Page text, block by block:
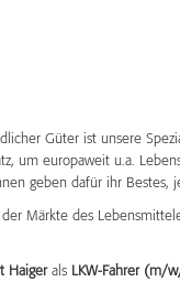
Güter ist unsere
um europaweit u.a.
geben dafür ihr Bestes,
Märkte des
Haigerals LKW-Fahrer (m/